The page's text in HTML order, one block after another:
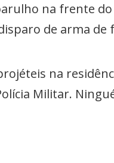
na frente
de arma de
na
Militar.